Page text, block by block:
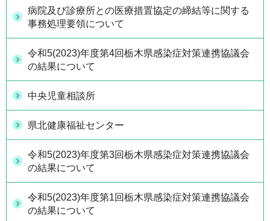
病院及び診療所との医療措置協定の締結等に関する
事務処理要領について
令和5(2023)年度第4回栃木県感染症対策連携協議会
の結果について
中央児童相談所
県北健康福祉センター
令和5(2023)年度第3回栃木県感染症対策連携協議会
の結果について
令和5(2023)年度第1回栃木県感染症対策連携協議会
の結果について